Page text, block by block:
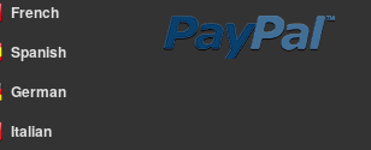
French
Spanish
German
Italian